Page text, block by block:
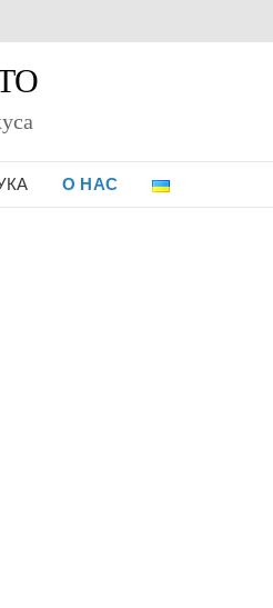
О НАС